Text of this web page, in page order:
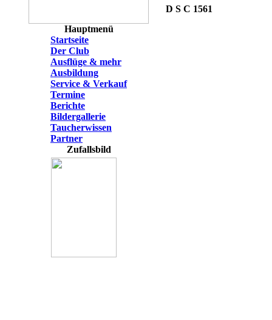
Hauptmenü
Startseite
Der Club
Ausflüge & mehr
Ausbildung
Service & Verkauf
Termine
Berichte
Bildergallerie
Taucherwissen
Partner
Zufallsbild
D S C 1561